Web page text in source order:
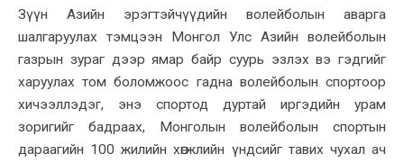
Зүүн Азийн эрэгтэйчүүдийн волейболын аварга
шалгаруулах тэмцээн Монгол Улс Азийн волейболын
газрын зураг дээр ямар байр суурь эзлэх вэ гэдгийг
харуулах том боломжоос гадна волейболын спортоор
хичээллэдэг, энэ спортод дуртай иргэдийн урам
зоригийг бадраах, Монголын волейболын спортын
дараагийн 100 жилийн хөгжлийн үндсийг тавих чухал ач